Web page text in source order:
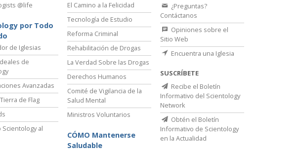
@life
por Todo
de Iglesias
de
Avanzadas
de Flag
Scientology al
El Camino a la Felicidad
Tecnología de Estudio
Reforma Criminal
Rehabilitación de Drogas
La Verdad Sobre las Drogas
Derechos Humanos
Comité de Vigilancia de la
Salud Mental
Ministros Voluntarios
CÓMO Mantenerse
Saludable
¿Preguntas?
Contáctanos
Opiniones sobre el
Sitio Web
Encuentra una Iglesia
SUSCRÍBETE
Recibe el Boletín
Informativo del Scientology
Network
Obtén el Boletín
Informativo de Scientology
en la Actualidad